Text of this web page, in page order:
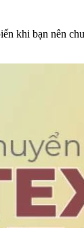
khi bạn nên